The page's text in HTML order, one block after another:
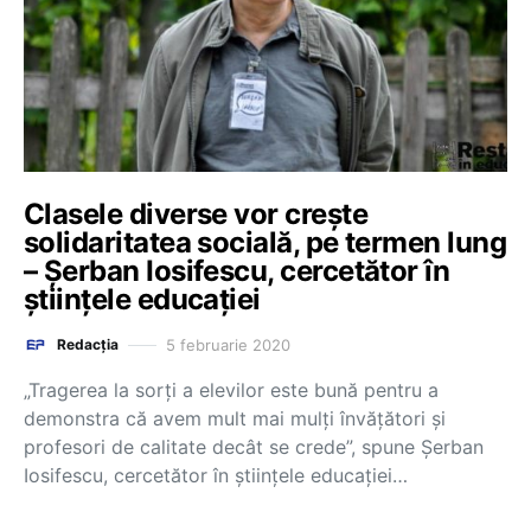
Clasele diverse vor crește
solidaritatea socială, pe termen lung
– Șerban Iosifescu, cercetător în
științele educației
Redacția 5 februarie 2020
„Tragerea la sorți a elevilor este bună pentru a
demonstra că avem mult mai mulți învățători și
profesori de calitate decât se crede”, spune Șerban
Iosifescu, cercetător în științele educației…